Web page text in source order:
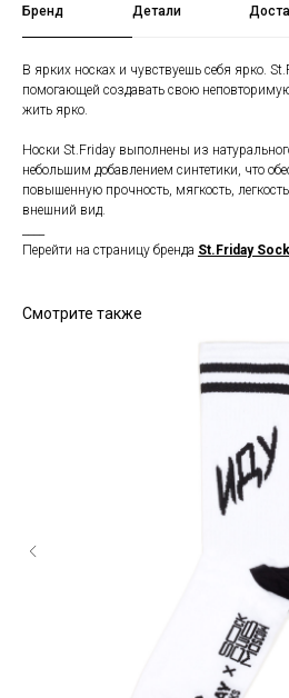
Бренд Детали
В ярких носках и чувствуешь себя ярко.
помогающей создавать свою
жить ярко.
Носки St.Friday выполнены из
небольшим добавлением синтетики, что
повышенную прочность, мягкость,
внешний вид.
Перейти на страницу бренда St.Friday
Смотрите также